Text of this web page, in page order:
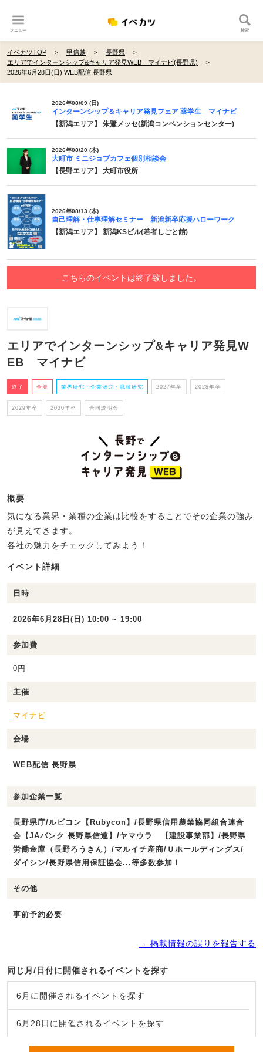
メニュー 検索
イベカツTOP 甲信越
長野県
エリアでインターンシップ&キャリア発見WEB マイナビ(長野県)
2026年6月28日(日) WEB配信 長野県
2026年08/09 (日)
インターンシップ＆キャリア発見フェア 薬学生 マイナビ
【新潟エリア】 朱鷺メッセ(新潟コンベンションセンター)
2026年08/20 (木)
大町市 ミニジョブカフェ個別相談会
【長野エリア】 大町市役所
2026年08/13 (木)
自己理解・仕事理解セミナー 新潟新卒応援ハローワーク
【新潟エリア】 新潟KSビル(若者しごと館)
こちらのイベントは終了致しました。
エリアでインターンシップ&キャリア発見W
EB マイナビ
終了 全般 業界研究・企業研究・職種研究 2027年卒 2028年卒
2029年卒 2030年卒 合同説明会
概要
気になる業界・業種の企業は比較をすることでその企業の強み
が見えてきます。
各社の魅力をチェックしてみよう！
イベント詳細
日時
2026年6月28日(日) 10:00 ~ 19:00
参加費
0円
主催
マイナビ
会場
WEB配信 長野県
参加企業一覧
長野県庁/ルビコン【Rubycon】/長野県信用農業協同組合連合
会【JAバンク 長野県信連】/ヤマウラ 【建設事業部】/長野県
労働金庫（長野ろうきん）/マルイチ産商/Ｕホールディングス/
ダイシン/長野県信用保証協会...等多数参加！
その他
事前予約必要
→ 掲載情報の誤りを報告する
同じ月/日付に開催されるイベントを探す
6月に開催されるイベントを探す
6月28日に開催されるイベントを探す